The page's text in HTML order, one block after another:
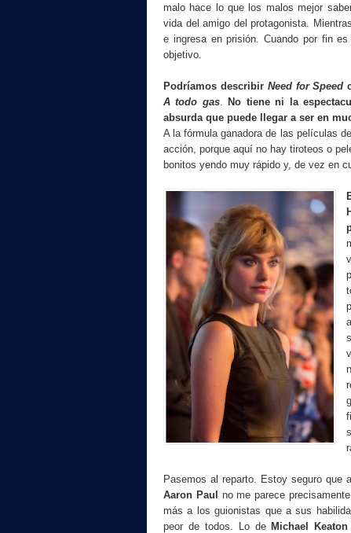
malo hace lo que los malos mejor
vida del amigo del protagonista.
e ingresa en prisión. Cuando por fin
objetivo.
Podríamos describir Need for Speed
A todo gas.No tiene ni la
absurda que puede llegar a ser en
A la fórmula ganadora de las películas
acción, porque aquí no hay tiroteos o
bonitos yendo muy rápido y, de vez en
Pasemos al reparto. Estoy seguro que
Aaron Paul no me parece
más a los guionistas que a sus
peor de todos. Lo deMichael Keaton